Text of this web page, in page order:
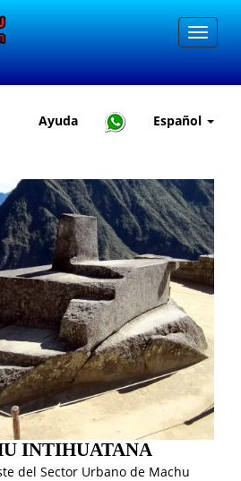
Ayuda Español
INTIHUATANA
del Sector Urbano de Machu